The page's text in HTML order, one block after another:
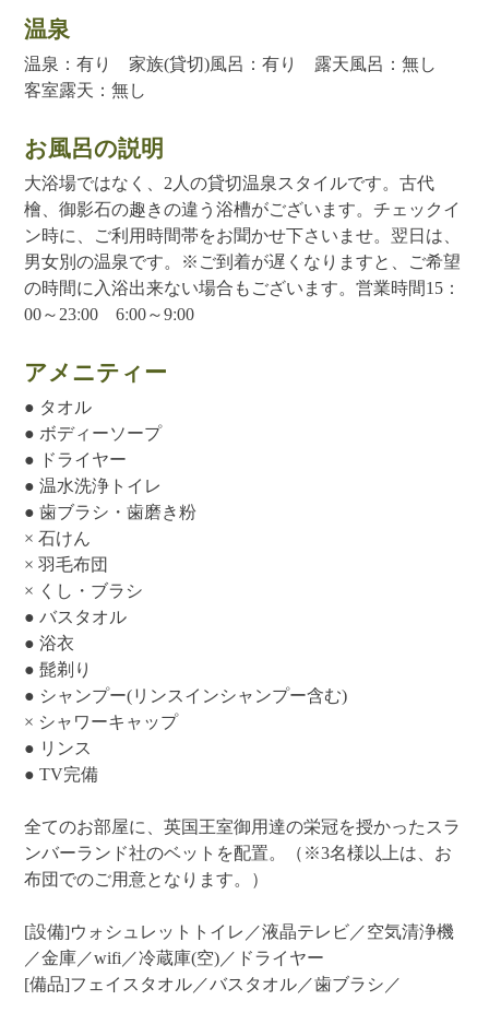
温泉
温泉：有り 家族(貸切)風呂：有り 露天風呂：無し
客室露天：無し
お風呂の説明
大浴場ではなく、2人の貸切温泉スタイルです。古代
檜、御影石の趣きの違う浴槽がございます。チェックイ
ン時に、ご利用時間帯をお聞かせ下さいませ。翌日は、
男女別の温泉です。※ご到着が遅くなりますと、ご希望
の時間に入浴出来ない場合もございます。営業時間15：
00～23ː00 6ː00～9ː00
アメニティー
● タオル
● ボディーソープ
● ドライヤー
● 温水洗浄トイレ
● 歯ブラシ・歯磨き粉
× 石けん
× 羽毛布団
× くし・ブラシ
● バスタオル
● 浴衣
● 髭剃り
● シャンプー(リンスインシャンプー含む)
× シャワーキャップ
● リンス
● TV完備
全てのお部屋に、英国王室御用達の栄冠を授かったスラ
ンバーランド社のベットを配置。（※3名様以上は、お
布団でのご用意となります。）
[設備]ウォシュレットトイレ／液晶テレビ／空気清浄機
／金庫／wifi／冷蔵庫(空)／ドライヤー
[備品]フェイスタオル／バスタオル／歯ブラシ／